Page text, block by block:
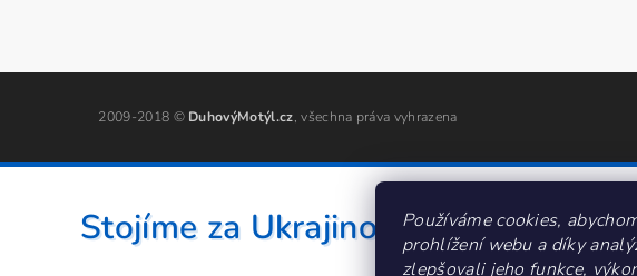
2009-2018 © DuhovýMotýl.cz, všechna práva vyhrazena
Používáme cookies,
prohlížení webu a díky
zlepšovali jeho funkce,
Stojíme za Ukrajinou ❤️